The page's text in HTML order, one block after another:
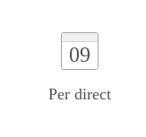
09
Per direct